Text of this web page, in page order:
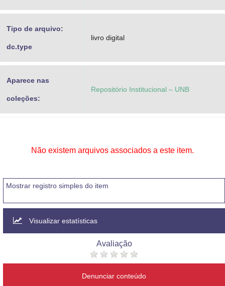
Tipo de arquivo:
dc.type
livro digital
Aparece nas
coleções:
Repositório Institucional – UNB
Não existem arquivos associados a este item.
Mostrar registro simples do item
Visualizar estatísticas
Avaliação
Denunciar conteúdo